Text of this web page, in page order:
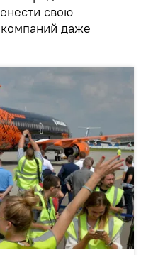
свою
даже